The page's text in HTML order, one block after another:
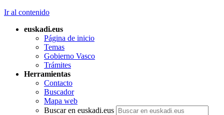
Ir al contenido
euskadi.eus
Página de inicio
Temas
Gobierno Vasco
Trámites
Herramientas
Contacto
Buscador
Mapa web
Buscar en euskadi.eus